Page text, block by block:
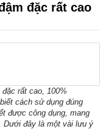
đặc rất cao
đặc rất cao, 100%
cách sử dụng đúng
được công dụng, mang
Dưới đây là một vài lưu ý